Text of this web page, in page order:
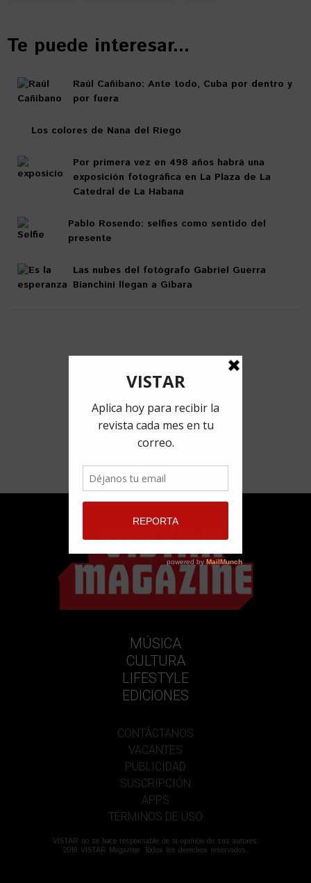
Te puede interesar...
Raúl Cañibano: Ante todo, Cuba por dentro y
por fuera
Los colores de Nana del Riego
Por primera vez en 498 años habrá una
exposición fotográfica en La Plaza de La
Catedral de La Habana
Pablo Rosendo: selfies como sentido del
presente
Las nubes del fotógrafo Gabriel Guerra
Bianchini llegan a Gibara
MÚSICA
CULTURA
LIFESTYLE
EDICIONES
CONTÁCTANOS
VACANTES
PUBLICIDAD
SUSCRIPCIÓN
APPS
TÉRMINOS DE USO
VISTAR no se hace responsable de la opinión de sus autores.
2018 VISTAR Magazine. Todos los derechos reservados.